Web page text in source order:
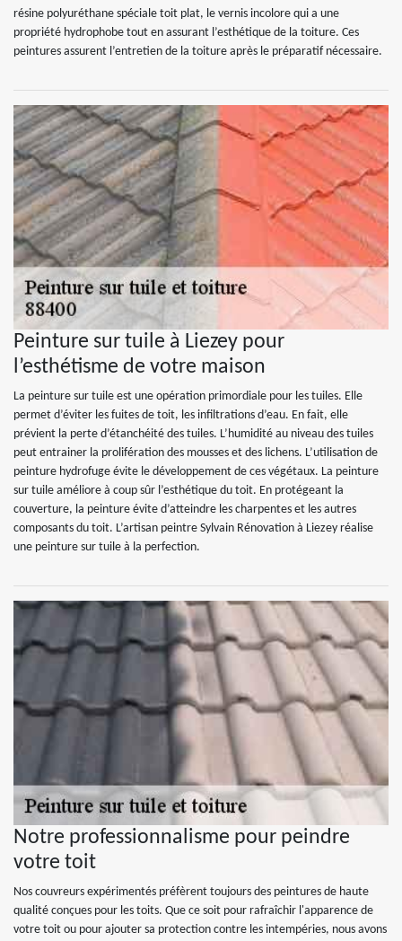
résine polyuréthane spéciale toit plat, le vernis incolore qui a une
propriété hydrophobe tout en assurant l’esthétique de la toiture. Ces
peintures assurent l’entretien de la toiture après le préparatif nécessaire.
Peinture sur tuile à Liezey pour
l’esthétisme de votre maison
La peinture sur tuile est une opération primordiale pour les tuiles. Elle
permet d’éviter les fuites de toit, les infiltrations d’eau. En fait, elle
prévient la perte d’étanchéité des tuiles. L’humidité au niveau des tuiles
peut entrainer la prolifération des mousses et des lichens. L’utilisation de
peinture hydrofuge évite le développement de ces végétaux. La peinture
sur tuile améliore à coup sûr l’esthétique du toit. En protégeant la
couverture, la peinture évite d’atteindre les charpentes et les autres
composants du toit. L’artisan peintre Sylvain Rénovation à Liezey réalise
une peinture sur tuile à la perfection.
Notre professionnalisme pour peindre
votre toit
Nos couvreurs expérimentés préfèrent toujours des peintures de haute
qualité conçues pour les toits. Que ce soit pour rafraîchir l'apparence de
votre toit ou pour ajouter sa protection contre les intempéries, nous avons